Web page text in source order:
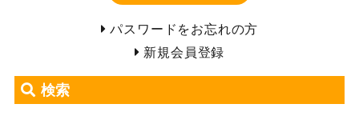
パスワードをお忘れの方
新規会員登録
検索